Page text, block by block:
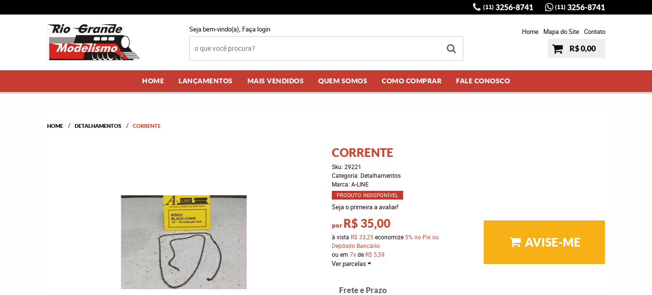
(11) 3256-8741 (11) 3256-8741
Seja bem-vindo(a), Faça login Home Mapa do Site Contato
R$ 0,00
HOME LANÇAMENTOS MAIS VENDIDOS QUEM SOMOS COMO COMPRAR FALE CONOSCO
HOME DETALHAMENTOS CORRENTE
CORRENTE
Sku: 29221
Categoria: Detalhamentos
Marca: A-LINE
PRODUTO INDISPONÍVEL
Seja o primeira a avaliar!
por R$ 35,00
à vista R$ 33,25economize 5% no Pix ou
Depósito Bancário
ou em 7xde R$ 5,59
Ver parcelas
AVISE-ME
Frete e Prazo